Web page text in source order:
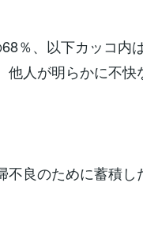
％、以下カッコ内
人が明らかに不快
不良のために蓄積